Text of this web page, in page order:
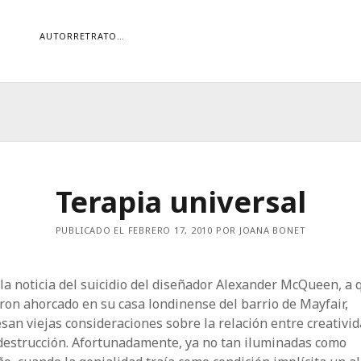
AUTORRETRATO…
Terapia universal
PUBLICADO EL FEBRERO 17, 2010 POR JOANA BONET
noticia del suicidio del diseñador Alexander McQueen, a
ahorcado en su casa londinense del barrio de Mayfair,
viejas consideraciones sobre la relación entre
Afortunadamente, ya no tan iluminadas como